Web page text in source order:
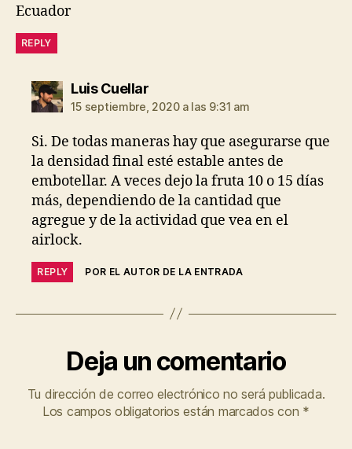
Ecuador
REPLY
Luis Cuellardice:
15 septiembre, 2020 a las 9:31 am
Si. De todas maneras hay que asegurarse que
la densidad final esté estable antes de
embotellar. A veces dejo la fruta 10 o 15 días
más, dependiendo de la cantidad que
agregue y de la actividad que vea en el
airlock.
REPLY POR EL AUTOR DE LA ENTRADA
Deja un comentario
Tu dirección de correo electrónico no será publicada.
Los campos obligatorios están marcados con *